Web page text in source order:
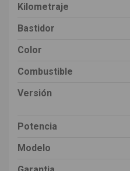
Kilometraje
Bastidor
Color
Combustible
Versión
Potencia
Modelo